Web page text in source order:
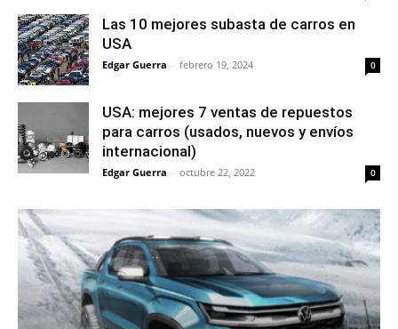
Las 10 mejores subasta de carros en
USA
Edgar Guerra - febrero 19, 2024 0
USA: mejores 7 ventas de repuestos
para carros (usados, nuevos y envíos
internacional)
Edgar Guerra - octubre 22, 2022 0